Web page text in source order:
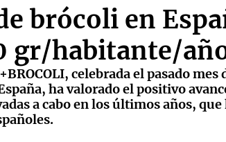
brócoli en
gr/habitante/
celebrada el pasado
ha valorado el positivo
a cabo en los últimos años,